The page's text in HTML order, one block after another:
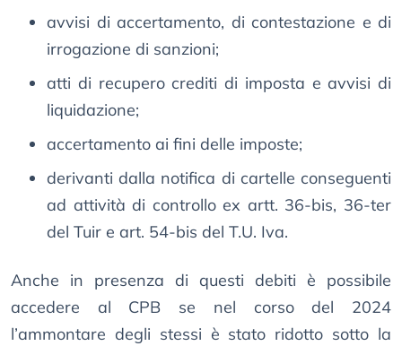
avvisi di accertamento, di contestazione e di
irrogazione di sanzioni;
atti di recupero crediti di imposta e avvisi di
liquidazione;
accertamento ai fini delle imposte;
derivanti dalla notifica di cartelle conseguenti
ad attività di controllo ex artt. 36-bis, 36-ter
del Tuir e art. 54-bis del T.U. Iva.
Anche in presenza di questi debiti è possibile
accedere al CPB se nel corso del 2024
l’ammontare degli stessi è stato ridotto sotto la